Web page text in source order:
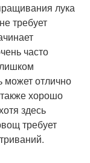
лука
требует
часто
может отлично
хорошо
здесь
требует